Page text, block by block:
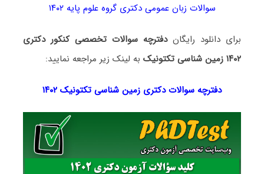
سوالات زبان عمومی دکتری گروه علوم پایه ۱۴۰۲
برای دانلود رایگاندفترچه سوالات تخصصی کنکور دکتری
۱۴۰۲ زمین شناسی تکتونیک
به لینک زیر مراجعه نمایید:
دفترچه سوالات دکتری زمین شناسی تکتونیک ۱۴۰۲